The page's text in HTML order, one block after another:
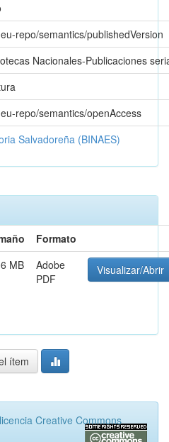
repo/semantics/publishedVersion
Nacionales-Publicaciones
repo/semantics/openAccess
Salvadoreña (BINAES)
Formato
MB
Adobe
PDF
Visualizar/Abrir
ítem
Creative Commons